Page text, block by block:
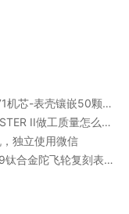
天然真钻这个配置你会入手吗
II做工质量怎么样！
独立使用微信
刻表放心入手没有无可替代